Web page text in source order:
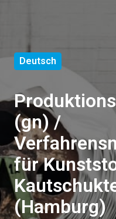
Deutsch
(gn) /
für
(Hamburg)